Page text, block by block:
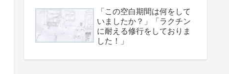
「この空白期間は何をして
いましたか？」「ラクチン
に耐える修行をしておりま
した！」